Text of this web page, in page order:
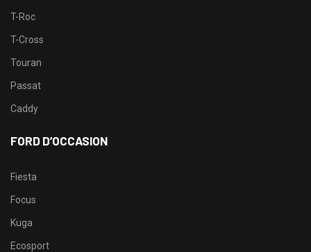
T-Roc
T-Cross
Touran
Passat
Caddy
FORD D’OCCASION
Fiesta
Focus
Kuga
Ecosport